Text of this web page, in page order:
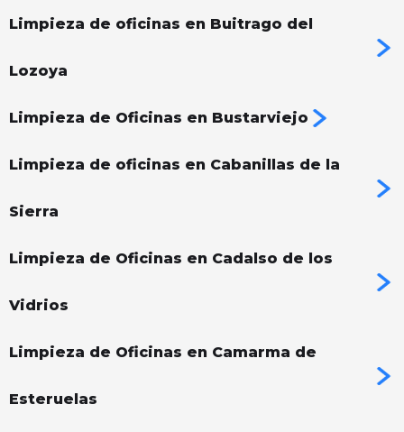
Limpieza de oficinas en Buitrago del
Lozoya
Limpieza de Oficinas en Bustarviejo
Limpieza de oficinas en Cabanillas de la
Sierra
Limpieza de Oficinas en Cadalso de los
Vidrios
Limpieza de Oficinas en Camarma de
Esteruelas